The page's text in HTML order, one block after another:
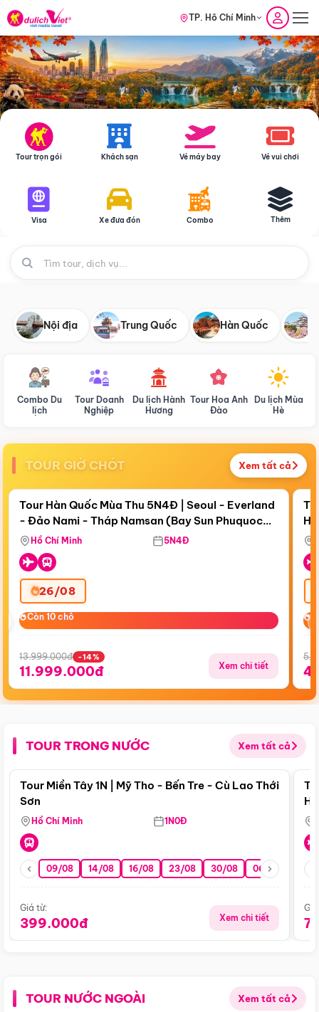
TP. Hồ Chí Minh
Tour trọn gói Khách sạn Vé máy bay Vé vui chơi
Visa Xe đưa đón Combo Thêm
Nội địa Trung Quốc Hàn Quốc
Combo Du
lịch
Tour Doanh
Nghiệp
Du lịch Hành
Hương
Tour Hoa Anh
Đào
Du lịch Mùa
Hè
TOUR GIỜ CHÓT Xem tất cả
Còn18 ngày 18:56:39
Bay Sun Phuquoc Airways
Điểm nổi bật
Tour Hàn Quốc Mùa Thu 5N4Đ | Seoul - Everland
- Đảo Nami - Tháp Namsan (Bay Sun Phuquoc
Airways)
Hồ Chí Minh 5N4Đ
26/08
Còn 10 chỗ
Còn 10 chỗ
13.999.000đ -14%
11.999.000đ Xem chi tiết
TOUR TRONG NƯỚC Xem tất cả
Điểm nổi bật
Tour Miền Tây 1N | Mỹ Tho - Bến Tre - Cù Lao Thới
Sơn
Hồ Chí Minh 1N0Đ
09/08 14/08 16/08 23/08 30/08 06/09 13/09
Giá từ:
399.000đ Xem chi tiết
TOUR NƯỚC NGOÀI Xem tất cả
Điểm nổi bật